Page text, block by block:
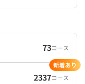
73コース
2337コース
新着あり